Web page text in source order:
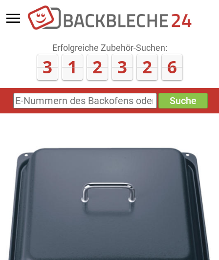
Erfolgreiche Zubehör-Suchen:
3 1 2 3 2 6
E-
Nummern
(keine
Sonderzeichen)
Suche